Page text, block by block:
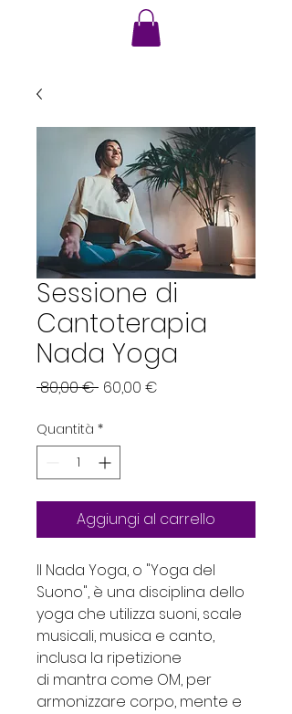
Sessione di
Cantoterapia
Nada Yoga
80,00 € Prezzo regolare
60,00 €
Quantità *
Aggiungi al carrello
Il Nada Yoga, o "Yoga del
Suono", è una disciplina dello
yoga che utilizza suoni, scale
musicali, musica e canto,
inclusa la ripetizione
di mantra come OM, per
armonizzare corpo, mente e